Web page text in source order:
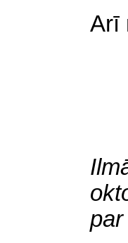
Arī
par